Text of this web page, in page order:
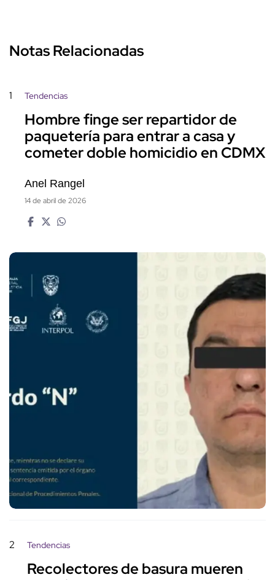
Notas Relacionadas
1 Tendencias
Hombre finge ser repartidor de
paquetería para entrar a casa y
cometer doble homicidio en CDMX
Anel Rangel
14 de abril de 2026
2 Tendencias
Recolectores de basura mueren